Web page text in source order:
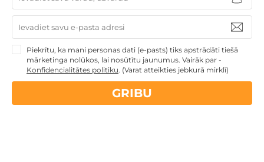
Atpūta pie jūras
Unikālas atpūtas vietas vasarai
Piekrītu, ka mani personas dati (e-pasts) tiks apstrādāti tiešā
mārketinga nolūkos, lai nosūtītu jaunumus. Vairāk par -
Konfidencialitātes politiku. (Varat atteikties jebkurā mirklī)
GRIBU